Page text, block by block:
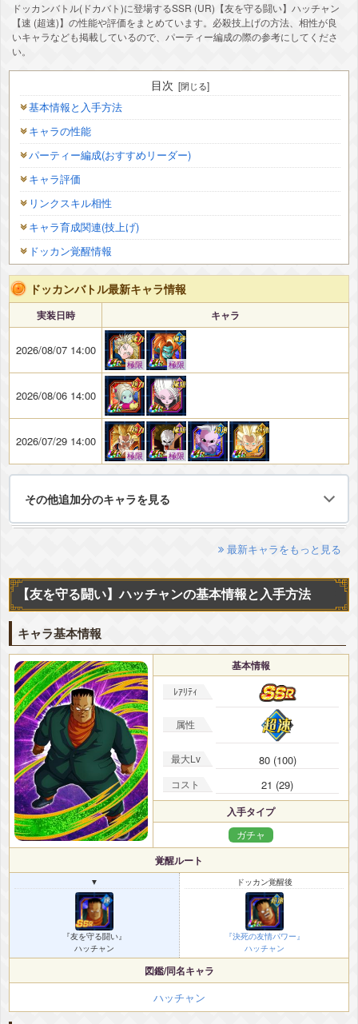
ドッカンバトル(ドカバト)に登場するSSR (UR)【友を守る闘い】ハッチャン
【速 (超速)】の性能や評価をまとめています。必殺技上げの方法、相性が良
いキャラなども掲載しているので、パーティー編成の際の参考にしてくださ
い。
目次
基本情報と入手方法
キャラの性能
パーティー編成(おすすめリーダー)
キャラ評価
リンクスキル相性
キャラ育成関連(技上げ)
ドッカン覚醒情報
ドッカンバトル最新キャラ情報
実装日時 キャラ
2026/08/07 14:00
極限 極限
2026/08/06 14:00
2026/07/29 14:00
極限 極限
その他追加分のキャラを見る
最新キャラをもっと見る
【友を守る闘い】ハッチャンの基本情報と入手方法
キャラ基本情報
基本情報
ﾚｱﾘﾃｨ
属性
最大Lv 80 (100)
コスト 21 (29)
入手タイプ
ガチャ
覚醒ルート
▼
『友を守る闘い』
ハッチャン
ドッカン覚醒後
『決死の友情パワー』
ハッチャン
図鑑/同名キャラ
ハッチャン